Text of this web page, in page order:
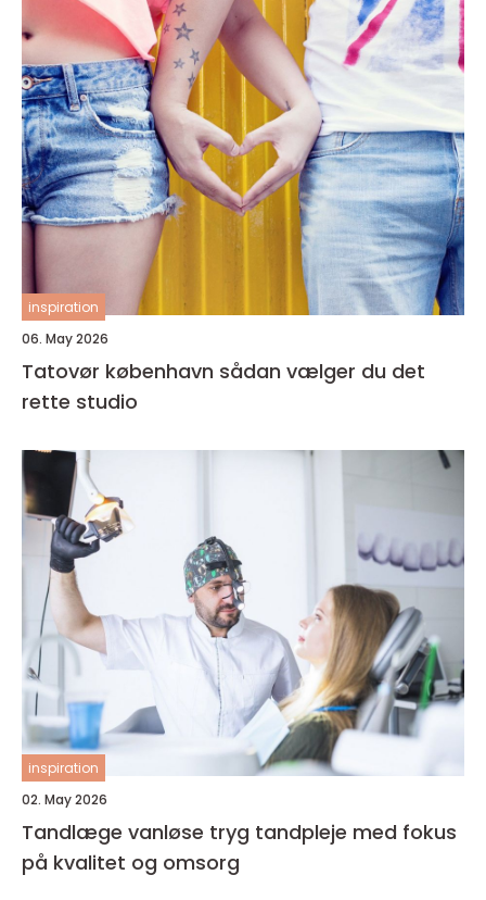
inspiration
06. May 2026
Tatovør københavn sådan vælger du det
rette studio
inspiration
02. May 2026
Tandlæge vanløse tryg tandpleje med fokus
på kvalitet og omsorg